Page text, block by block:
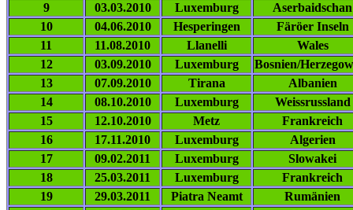
9
03.03.2010 Luxemburg
Aserbaidschan
10
04.06.2010 Hesperingen
Färöer Inseln
11
11.08.2010 Llanelli
Wales
12
03.09.2010 Luxemburg
Bosnien/
13
07.09.2010 Tirana
Albanien
14
08.10.2010 Luxemburg
Weissrussland
15
12.10.2010 Metz
Frankreich
16
17.11.2010 Luxemburg
Algerien
17
09.02.2011 Luxemburg
Slowakei
18
25.03.2011 Luxemburg
Frankreich
19
29.03.2011 Piatra Neamt
Rumänien